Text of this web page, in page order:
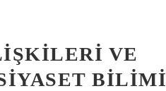
VE
BILIMI